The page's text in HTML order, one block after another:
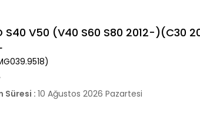
S40 V50 (V40 S60 S80 2012-)(C30
Süresi : 10 Ağustos 2026 Pazartesi